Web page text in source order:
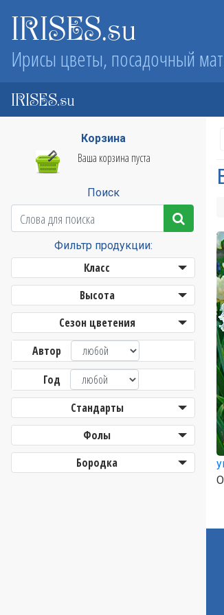
IRISES.su
Ирисы цветы, посадочный
IRISES.su
Корзина
Ваша корзина пуста
Поиск
Фильтр продукции:
Класс
Высота
Сезон цветения
Автор
Год
Стандарты
Фолы
Бородка